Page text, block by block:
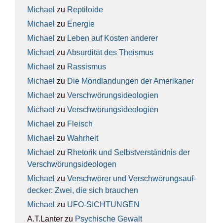
Michael zu Rep­ti­lo­ide
Michael zu Ener­gie
Michael zu Leben auf Kos­ten ande­rer
Michael zu Absur­di­tät des The­is­mus
Michael zu Ras­sis­mus
Michael zu Die Mond­lan­dun­gen der Ame­ri­ka­ner
Michael zu Ver­schwö­rungs­ideo­lo­gien
Michael zu Ver­schwö­rungs­ideo­lo­gien
Michael zu Fleisch
Michael zu Wahr­heit
Michael zu Rhe­to­rik und Selbst­ver­ständ­nis der
Ver­schwö­rungs­ideo­lo­gen
Michael zu Ver­schwö­rer und Ver­schwö­rungs­auf­
de­cker: Zwei, die sich brau­chen
Michael zu UFO-SICH­TUN­GEN
A.T.Lanter zu Psy­chi­sche Gewalt